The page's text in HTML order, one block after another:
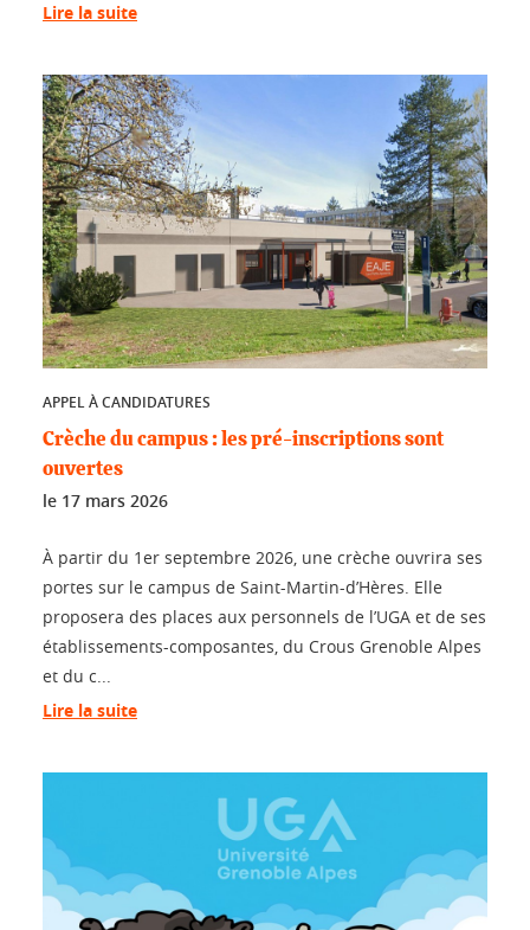
Lire la suite
APPEL À CANDIDATURES
Crèche du campus : les pré-inscriptions sont
ouvertes
le 17 mars 2026
À partir du 1er septembre 2026, une crèche ouvrira ses
portes sur le campus de Saint-Martin-d’Hères. Elle
proposera des places aux personnels de l’UGA et de ses
établissements-composantes, du Crous Grenoble Alpes
et du c...
Lire la suite